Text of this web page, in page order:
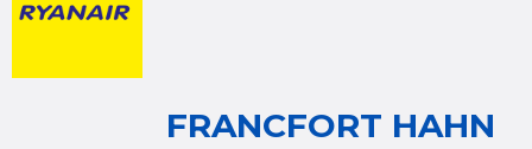
FRANCFORT HAHN